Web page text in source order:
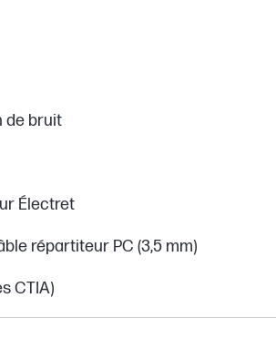
de bruit
Électret
répartiteur PC (3,5 mm)
CTIA)